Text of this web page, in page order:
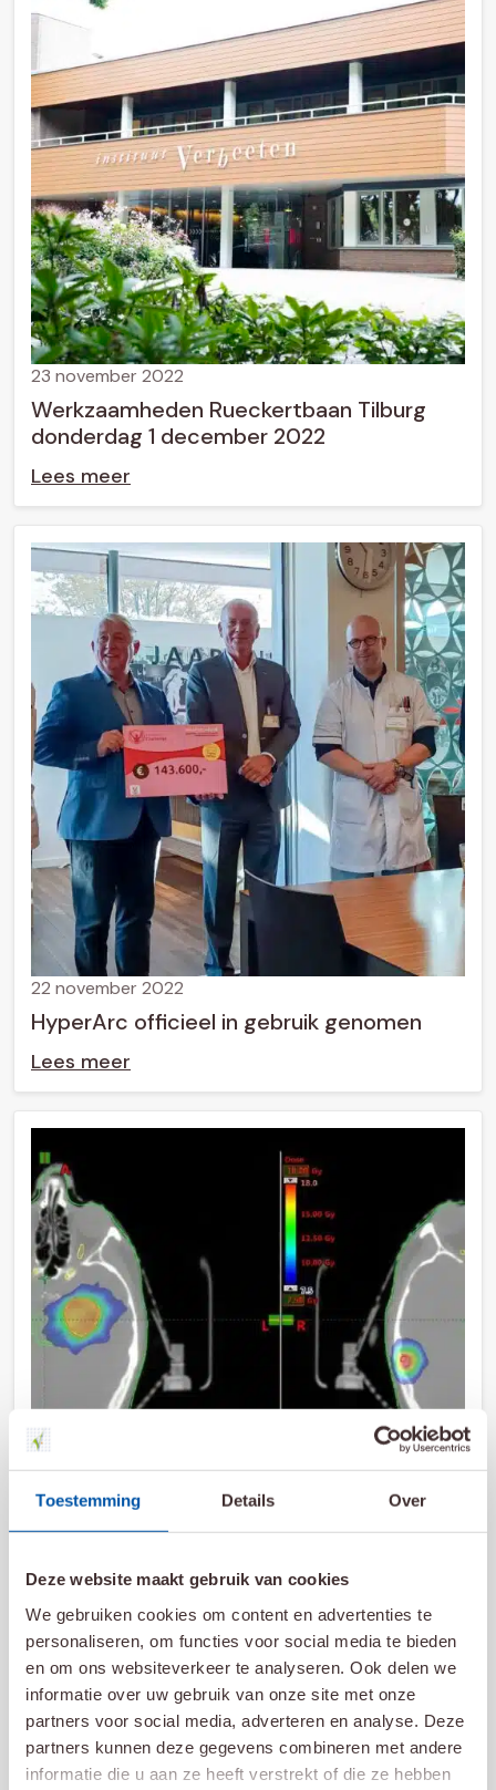
Toestemming Details Over
Deze website maakt gebruik van cookies
We gebruiken cookies om content en advertenties te
personaliseren, om functies voor social media te bieden
en om ons websiteverkeer te analyseren. Ook delen we
informatie over uw gebruik van onze site met onze
partners voor social media, adverteren en analyse. Deze
partners kunnen deze gegevens combineren met andere
informatie die u aan ze heeft verstrekt of die ze hebben
Werkzaamheden Rueckertbaan Tilburg
donderdag 1 december 2022
23 november 2022
Lees meer
HyperArc officieel in gebruik genomen
22 november 2022
Lees meer
HyperArc voor uitzaaiingen in de hersenen
9 november 2022
Lees meer